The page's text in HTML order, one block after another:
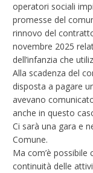
operatori sociali
promesse del
rinnovo del
novembre 2025
dell’infanzia che
Alla scadenza del
disposta a pagare
avevano
anche in questo
Ci sarà una gara e
Comune.
Ma com’è possibile
continuità delle